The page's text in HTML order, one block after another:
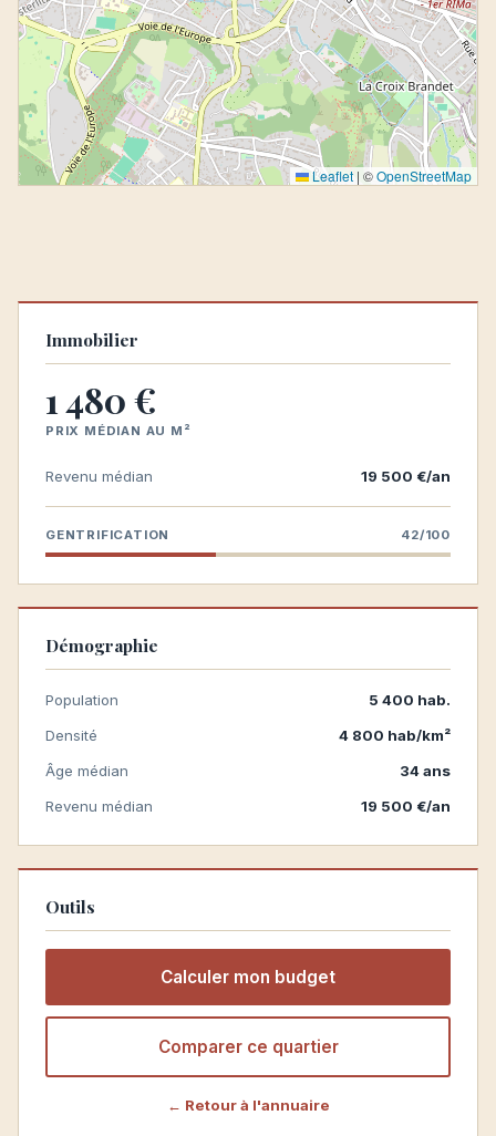
Leaflet | ©OpenStreetMap
Immobilier
1 480 €
PRIX MÉDIAN AU M²
Revenu médian 19 500 €/an
GENTRIFICATION 42/100
Démographie
Population
5 400 hab.
Densité
4 800 hab/km²
Âge médian
34 ans
Revenu médian
19 500 €/an
Outils
Calculer mon budget
Comparer ce quartier
← Retour à l'annuaire